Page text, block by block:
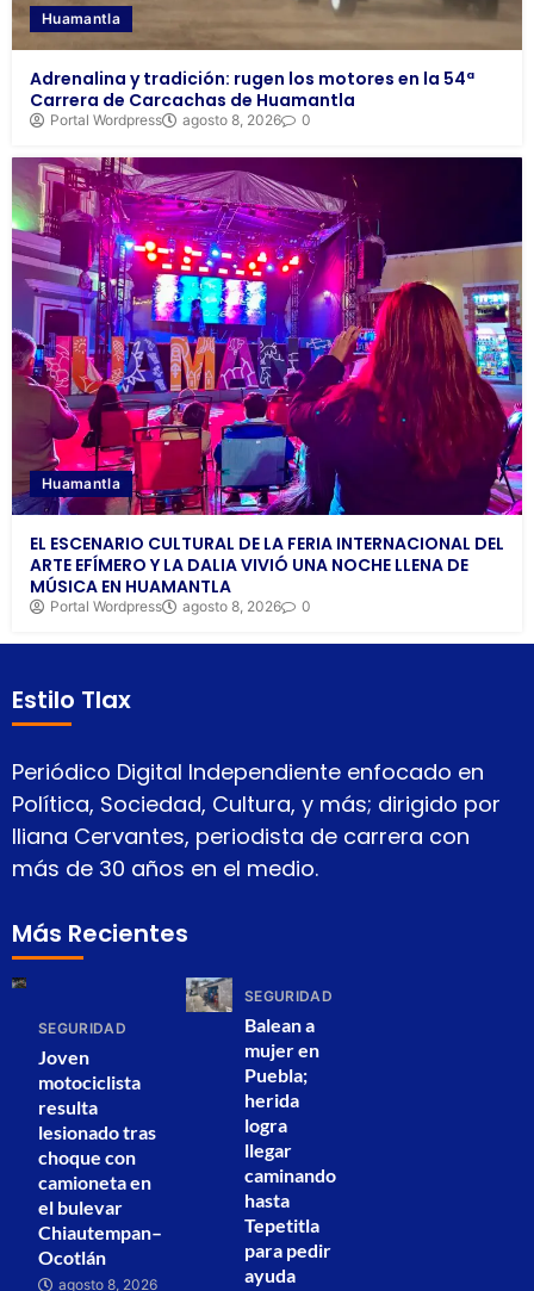
Huamantla
Adrenalina y tradición: rugen los motores en la 54ª
Carrera de Carcachas de Huamantla
Portal Wordpress agosto 8, 2026 0
Huamantla
EL ESCENARIO CULTURAL DE LA FERIA INTERNACIONAL DEL
ARTE EFÍMERO Y LA DALIA VIVIÓ UNA NOCHE LLENA DE
MÚSICA EN HUAMANTLA
Portal Wordpress agosto 8, 2026 0
Estilo Tlax
Periódico Digital Independiente enfocado en
Política, Sociedad, Cultura, y más; dirigido por
Iliana Cervantes, periodista de carrera con
más de 30 años en el medio.
Más Recientes
SEGURIDAD
Joven
motociclista
resulta
lesionado tras
choque con
camioneta en
el bulevar
Chiautempan–
Ocotlán
agosto 8, 2026
SEGURIDAD
Balean a
mujer en
Puebla;
herida
logra
llegar
caminando
hasta
Tepetitla
para pedir
ayuda